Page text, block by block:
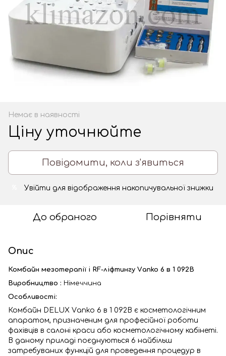
Немає в наявності
Ціну уточнюйте
Повідомити, коли з'явиться
Увійти для відображення накопичувальної знижки
До обраного Порівняти
Опис
Комбайн мезотерапії і RF-ліфтингу Vаnko 6 в 1 092B
Виробництво : Німеччина
Особливості:
Комбайн DELUX Vаnko 6 в 1 092B є косметологічним
апаратом, призначеним для професійної роботи
фахівців в салоні краси або косметологічному кабінеті.
В даному приладі поєднуються 6 найбільш
затребуваних функцій для проведення процедур в